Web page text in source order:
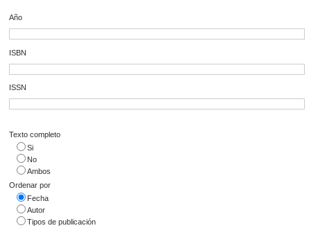
Año
ISBN
ISSN
Texto completo
Si
No
Ambos
Ordenar por
Fecha
Autor
Tipos de publicación